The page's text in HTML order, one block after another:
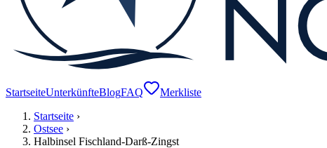
StartseiteUnterkünfteBlogFAQ
Merkliste
Startseite ›
Ostsee ›
Halbinsel Fischland-Darß-Zingst